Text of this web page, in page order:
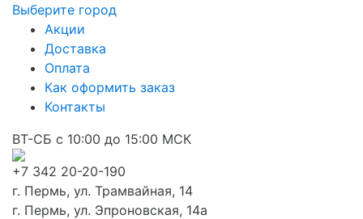
Выберите город
Акции
Доставка
Оплата
Как оформить заказ
Контакты
ВТ-СБ с 10:00 до 15:00 МСК
+7 342 20-20-190
г. Пермь, ул. Трамвайная, 14
г. Пермь, ул. Эпроновская, 14а